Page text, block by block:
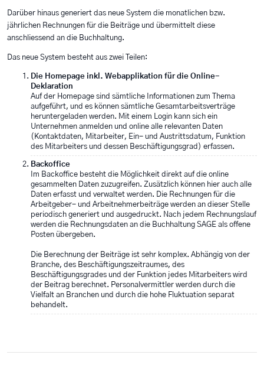
Darüber hinaus generiert das neue System die monatlichen bzw.
jährlichen Rechnungen für die Beiträge und übermittelt diese
anschliessend an die Buchhaltung.
Das neue System besteht aus zwei Teilen:
Die Homepage inkl. Webapplikation für die Online-
Deklaration
Auf der Homepage sind sämtliche Informationen zum Thema
aufgeführt, und es können sämtliche Gesamtarbeitsverträge
heruntergeladen werden. Mit einem Login kann sich ein
Unternehmen anmelden und online alle relevanten Daten
(Kontaktdaten, Mitarbeiter, Ein- und Austrittsdatum, Funktion
des Mitarbeiters und dessen Beschäftigungsgrad) erfassen.
Backoffice
Im Backoffice besteht die Möglichkeit direkt auf die online
gesammelten Daten zuzugreifen. Zusätzlich können hier auch alle
Daten erfasst und verwaltet werden. Die Rechnungen für die
Arbeitgeber- und Arbeitnehmerbeiträge werden an dieser Stelle
periodisch generiert und ausgedruckt. Nach jedem Rechnungslauf
werden die Rechnungsdaten an die Buchhaltung SAGE als offene
Posten übergeben.
Die Berechnung der Beiträge ist sehr komplex. Abhängig von der
Branche, des Beschäftigungszeitraumes, des
Beschäftigungsgrades und der Funktion jedes Mitarbeiters wird
der Beitrag berechnet. Personalvermittler werden durch die
Vielfalt an Branchen und durch die hohe Fluktuation separat
behandelt.